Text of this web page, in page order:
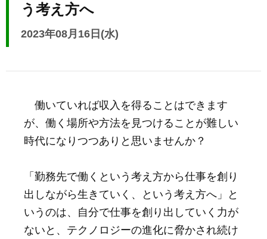
う考え方へ
2023年08月16日(水)
働いていれば収入を得ることはできます
が、働く場所や方法を見つけることが難しい
時代になりつつありと思いませんか？
「勤務先で働くという考え方から仕事を創り
出しながら生きていく、という考え方へ」と
いうのは、自分で仕事を創り出していく力が
ないと、テクノロジーの進化に脅かされ続け